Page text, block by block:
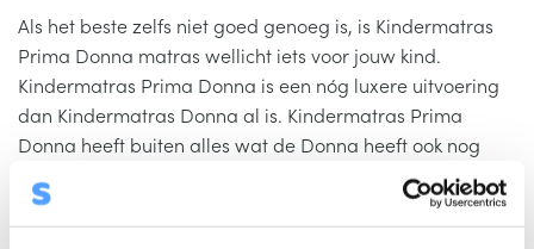
Als het beste zelfs niet goed genoeg is, is Kindermatras
Prima Donna matras wellicht iets voor jouw kind.
Kindermatras Prima Donna is een nóg luxere uitvoering
dan Kindermatras Donna al is. Kindermatras Prima
Donna heeft buiten alles wat de Donna heeft ook nog
een laagje van 4 cm traagschuim (ook medisch
gekwalificeerd) dat het comfort en de drukverlagende
eigenschappen nog eens extra verbeterd. Kindermatras